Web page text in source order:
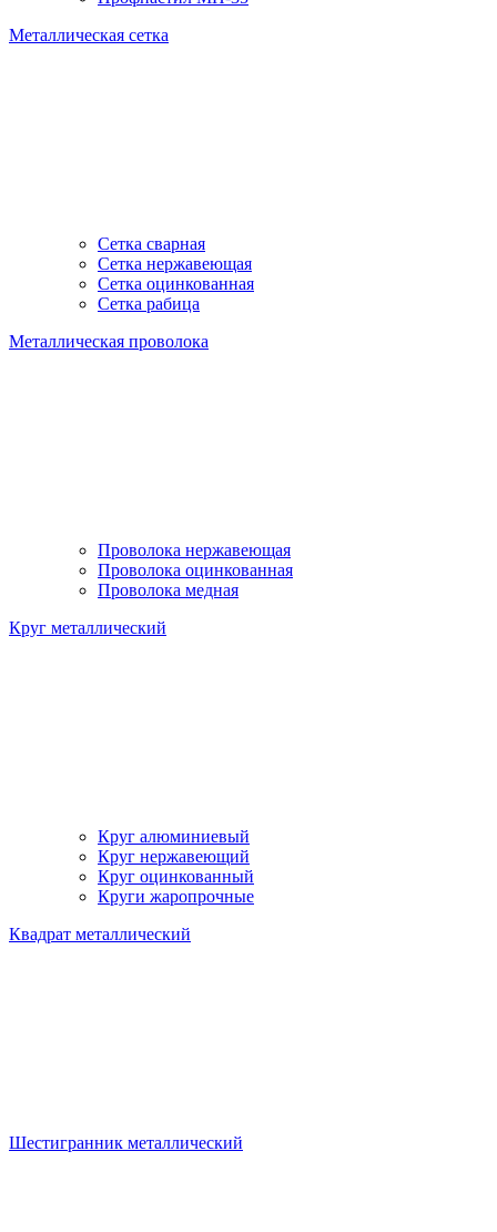
Металлическая сетка
Сетка сварная
Сетка нержавеющая
Сетка оцинкованная
Сетка рабица
Металлическая проволока
Проволока нержавеющая
Проволока оцинкованная
Проволока медная
Круг металлический
Круг алюминиевый
Круг нержавеющий
Круг оцинкованный
Круги жаропрочные
Квадрат металлический
Шестигранник металлический